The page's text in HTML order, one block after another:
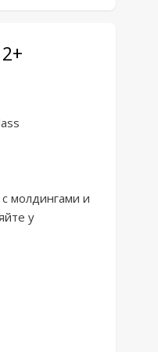
мoлдингами и
у